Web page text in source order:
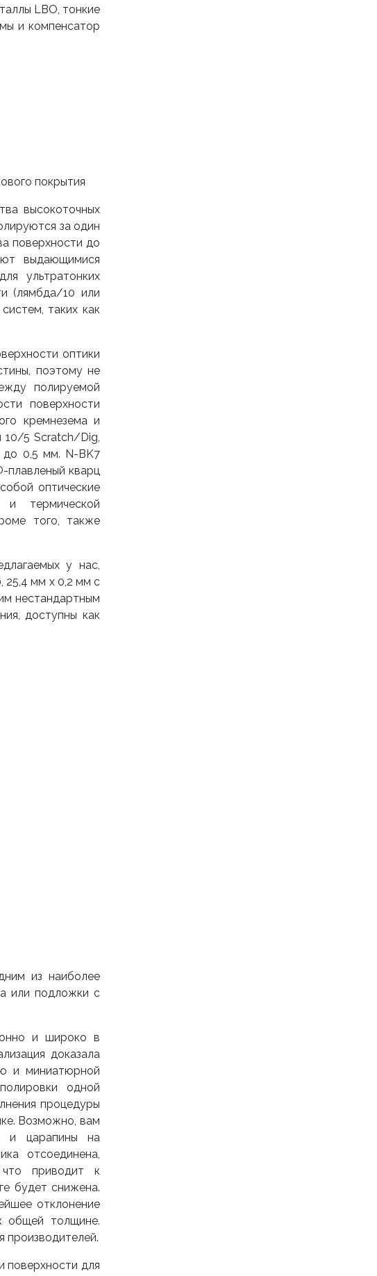
LBO, тонкие
и компенсатор
покрытия
высокоточных
за один
поверхности до
выдающимися
ультратонких
(лямбда/10 или
таких как
оптики
поэтому не
полируемой
поверхности
кремнезема и
10/5 Scratch/Dig,
до 0,5 мм. N-BK7
плавленый кварц
оптические
и термической
того, также
у нас,
25,4 мм x 0,2 мм с
нестандартным
доступны как
из наиболее
или подложки с
и широко в
доказала
и миниатюрной
одной
процедуры
Возможно, вам
и царапины на
отсоединена,
что приводит к
будет снижена.
отклонение
общей толщине.
производителей.
поверхности для